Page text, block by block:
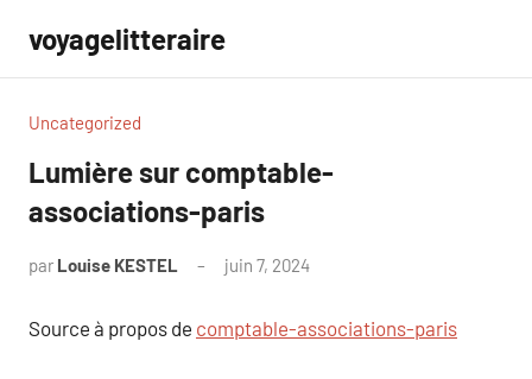
contenu
voyagelitteraire
Uncategorized
Lumière sur comptable-
associations-paris
par Louise KESTEL juin 7, 2024
Source à propos de comptable-associations-paris